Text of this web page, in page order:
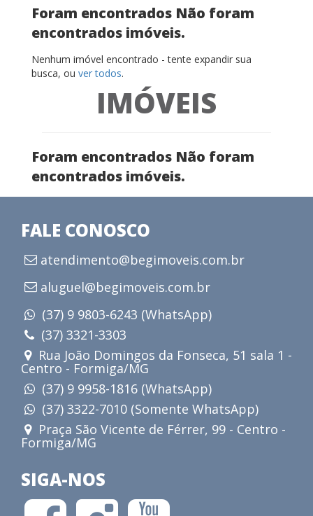
Foram encontrados Não foram
encontrados imóveis.
Nenhum imóvel encontrado - tente expandir sua
busca, ou ver todos.
IMÓVEIS
Foram encontrados Não foram
encontrados imóveis.
FALE CONOSCO
atendimento@begimoveis.com.br
aluguel@begimoveis.com.br
(37) 9 9803-6243 (WhatsApp)
(37) 3321-3303
Rua João Domingos da Fonseca, 51 sala 1 -
Centro - Formiga/MG
(37) 9 9958-1816 (WhatsApp)
(37) 3322-7010 (Somente WhatsApp)
Praça São Vicente de Férrer, 99 - Centro -
Formiga/MG
SIGA-NOS